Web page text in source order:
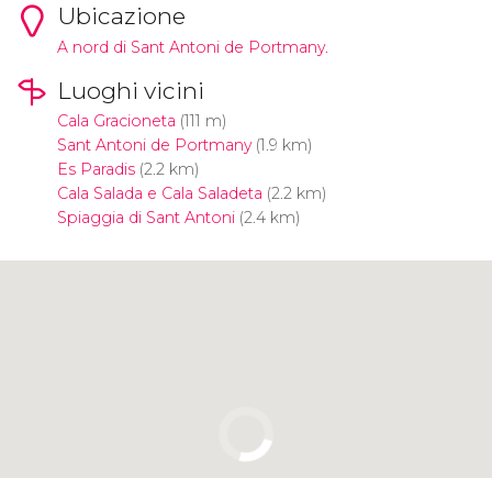
Ubicazione
A nord di Sant Antoni de Portmany.
Luoghi vicini
Cala Gracioneta (111 m)
Sant Antoni de Portmany(1.9 km)
Es Paradis(2.2 km)
Cala Salada e Cala Saladeta (2.2 km)
Spiaggia di Sant Antoni(2.4 km)